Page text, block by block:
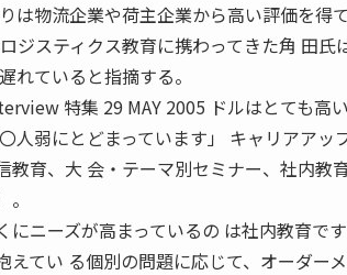
は物流企業や荷主企業から高い評価を得て
ジスティクス教育に携わってきた角 田氏
れていると指摘する。
特集 29 MAY 2005 ドルはとても高
人弱にとどまっています」 キャリアアッ
教育、大 会・テーマ別セミナー、社内教
にニーズが高まっているの は社内教育です
えてい る個別の問題に応じて、オーダー